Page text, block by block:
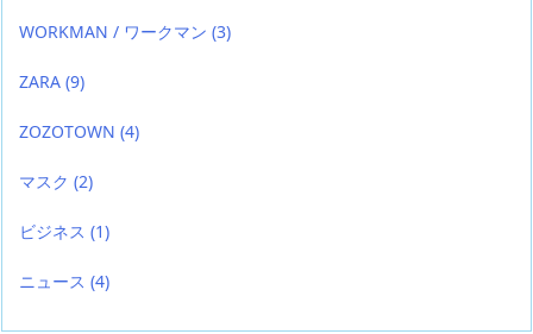
WORKMAN / ワークマン (3)
ZARA (9)
ZOZOTOWN (4)
マスク (2)
ビジネス (1)
ニュース (4)